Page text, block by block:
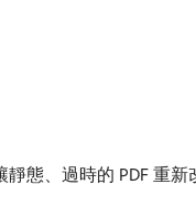
、過時的 PDF 重新